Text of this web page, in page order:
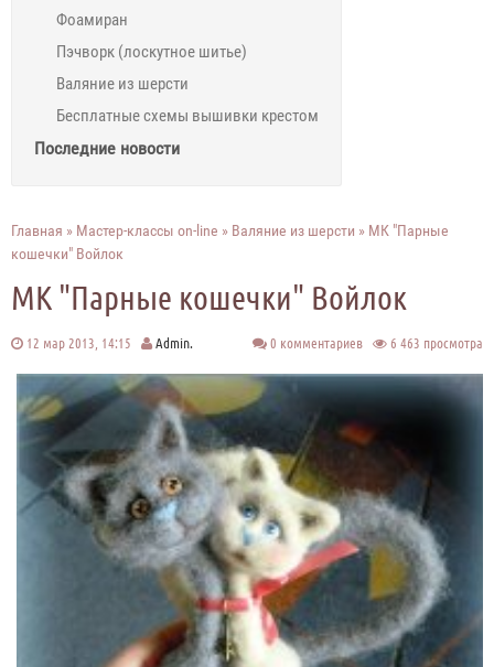
Фоамиран
Пэчворк (лоскутное шитье)
Валяние из шерсти
Бесплатные схемы вышивки крестом
Последние новости
Главная » Мастер-классы on-line » Валяние из шерсти » МК "Парные
кошечки" Войлок
МК "Парные кошечки" Войлок
12 мар 2013, 14:15 Admin. 0 комментариев 6 463 просмотра